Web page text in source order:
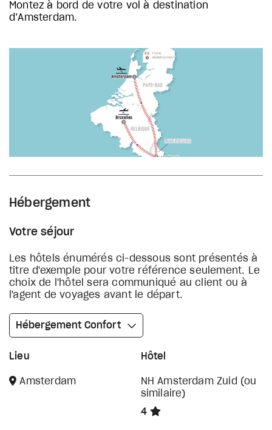
Montez à bord de votre vol à destination
d’Amsterdam.
Hébergement
Votre séjour
Les hôtels énumérés ci-dessous sont présentés à
titre d'exemple pour votre référence seulement. Le
choix de l'hôtel sera communiqué au client ou à
l'agent de voyages avant le départ.
Hébergement Confort
Lieu Hôtel
Amsterdam
NH Amsterdam Zuid (ou
similaire)
4